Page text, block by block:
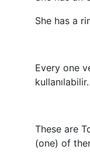
She has a
Every one
kullanılabilir.
These are
(one) of